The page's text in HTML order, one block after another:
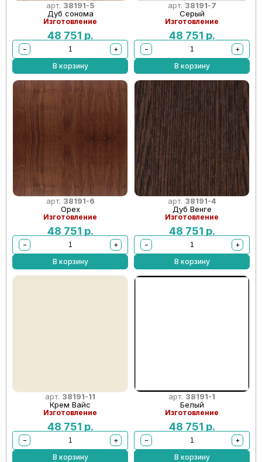
арт. 38191-5
Дуб сонома
Изготовление
48 751 р.
−
+
В корзину
арт. 38191-7
Серый
Изготовление
48 751 р.
−
+
В корзину
арт. 38191-6
Орех
Изготовление
48 751 р.
−
+
В корзину
арт. 38191-4
Дуб Венге
Изготовление
48 751 р.
−
+
В корзину
арт. 38191-11
Крем Вайс
Изготовление
48 751 р.
−
+
В корзину
арт. 38191-1
Белый
Изготовление
48 751 р.
−
+
В корзину